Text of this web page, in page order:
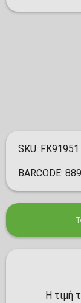
SKU: FK91951
BARCODE:
Η τιμή